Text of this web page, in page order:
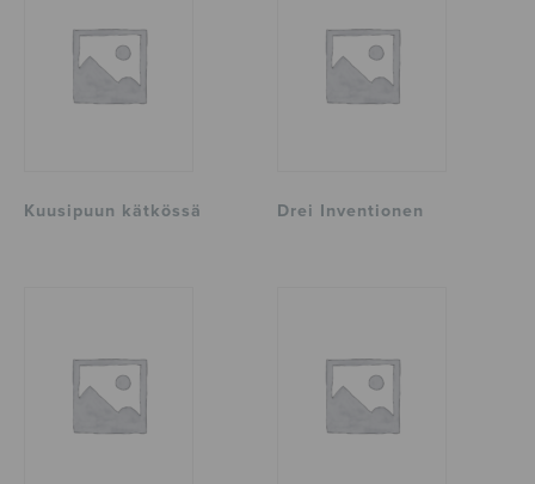
Kuusipuun kätkössä Drei Inventionen